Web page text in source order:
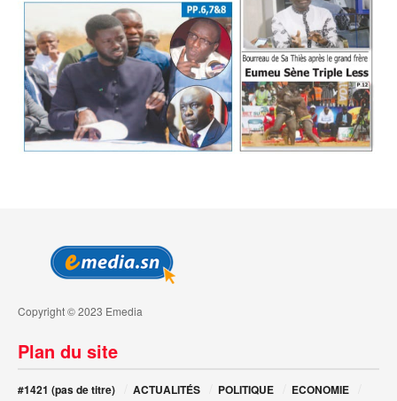
Copyright © 2023 Emedia
Plan du site
#1421 (pas de titre) ACTUALITÉS POLITIQUE
ECONOMIE